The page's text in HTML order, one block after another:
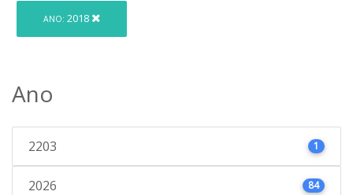
ANO: 2018
Ano
2203 1
2026 84